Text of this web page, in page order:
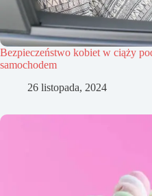
Bezpieczeństwo kobiet w ciąży
samochodem
26 listopada, 2024